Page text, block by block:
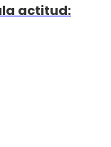
actitud: